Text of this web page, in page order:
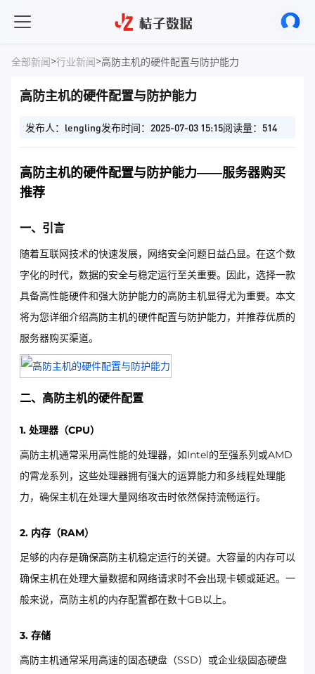
全部新闻>行业新闻>高防主机的硬件配置与防护能力​
高防主机的硬件配置与防护能力​
发布人：lengling发布时间：2025-07-03 15:15阅读量：514
高防主机的硬件配置与防护能力——服务器购买
推荐
一、引言
随着互联网技术的快速发展，网络安全问题日益凸显。在这个数
字化的时代，数据的安全与稳定运行至关重要。因此，选择一款
具备高性能硬件和强大防护能力的高防主机显得尤为重要。本文
将为您详细介绍高防主机的硬件配置与防护能力，并推荐优质的
服务器购买渠道。
二、高防主机的硬件配置
1. 处理器（CPU）
高防主机通常采用高性能的处理器，如Intel的至强系列或AMD
的霄龙系列，这些处理器拥有强大的运算能力和多线程处理能
力，确保主机在处理大量网络攻击时依然保持流畅运行。
2. 内存（RAM）
足够的内存是确保高防主机稳定运行的关键。大容量的内存可以
确保主机在处理大量数据和网络请求时不会出现卡顿或延迟。一
般来说，高防主机的内存配置都在数十GB以上。
3. 存储
高防主机通常采用高速的固态硬盘（SSD）或企业级固态硬盘